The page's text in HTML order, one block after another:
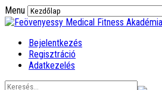
Menu
Bejelentkezés
Regisztráció
Adatkezelés